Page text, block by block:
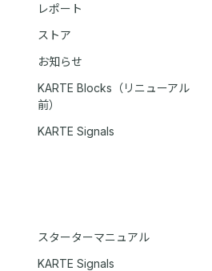
レポート
ストア
お知らせ
KARTE Blocks（リニューアル
前）
KARTE Signals
スターターマニュアル
KARTE Signals